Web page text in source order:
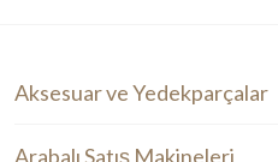
Aksesuar ve Yedekparçalar
Arabalı Satış Makineleri